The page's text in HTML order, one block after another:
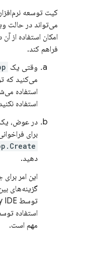
کیت توسعه
امکان استفاده از
فراهم کند.
وقتی یک
می‌کنید که
استفاده
استفاده
در عوض، یک
برای
دهید.
این امر
گزینه‌های
مهم است.